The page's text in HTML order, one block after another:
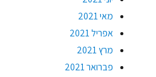
מאי 2021
אפריל 2021
מרץ 2021
פברואר 2021